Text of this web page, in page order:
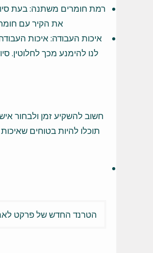
רמת חומרים משתנה: בעת
את הקיר עם
איכות העבודה: איכות
לנו להימנע מכך לחלוטין.
חשוב להשקיע זמן ולבחור
תוכלו להיות בטוחים
ניווט
הטרנד החדש של פרקט